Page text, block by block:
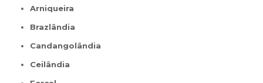
Arniqueira
Brazlândia
Candangolândia
Ceilândia